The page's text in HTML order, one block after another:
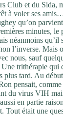
Club et du Sida,
à voler ses
qu’on
minutes,
néanmoins
l’inverse.
nous, sauf
trithérapie
tard. Au
pensait,
du virus VIH
en partie
Tout était une